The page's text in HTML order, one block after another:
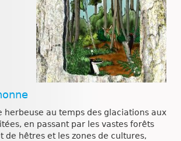
herbeuse au temps des glaciations aux
en passant par les vastes forêts
de hêtres et les zones de cultures,